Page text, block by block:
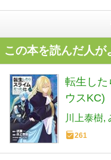
この本を読んだ人が
転生した
ウスKC)
川上泰樹
261